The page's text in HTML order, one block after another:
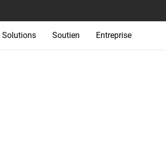
Solutions Soutien Entreprise